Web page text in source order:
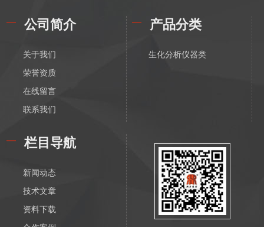
公司简介
关于我们
荣誉资质
在线留言
联系我们
产品分类
生化分析仪器类
栏目导航
新闻动态
技术文章
资料下载